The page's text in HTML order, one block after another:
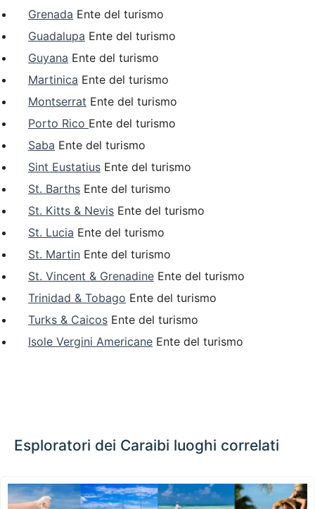
Grenada Ente del turismo
Guadalupa Ente del turismo
Guyana Ente del turismo
Martinica Ente del turismo
Montserrat Ente del turismo
Porto Rico Ente del turismo
Saba Ente del turismo
Sint Eustatius Ente del turismo
St. Barths Ente del turismo
St. Kitts & Nevis Ente del turismo
St. Lucia Ente del turismo
St. Martin Ente del turismo
St. Vincent & Grenadine Ente del turismo
Trinidad & Tobago Ente del turismo
Turks & Caicos Ente del turismo
Isole Vergini Americane Ente del turismo
Esploratori dei Caraibi luoghi correlati